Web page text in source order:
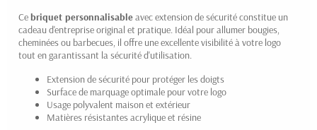
Cebriquet personnalisableavec extension de sécurité constitue un
cadeau d'entreprise original et pratique. Idéal pour allumer bougies,
cheminées ou barbecues, il offre une excellente visibilité à votre logo
tout en garantissant la sécurité d'utilisation.
Extension de sécurité pour protéger les doigts
Surface de marquage optimale pour votre logo
Usage polyvalent maison et extérieur
Matières résistantes acrylique et résine